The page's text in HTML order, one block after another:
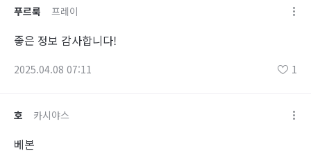
푸르룩 프레이
좋은 정보 감사합니다!
2025.04.08 07:11 1
호 카시야스
베본